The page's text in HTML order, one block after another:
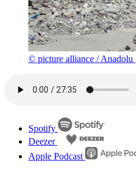
© picture alliance /
Spotify
Deezer
Apple Podcast